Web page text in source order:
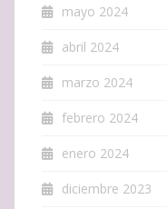
mayo 2024
abril 2024
marzo 2024
febrero 2024
enero 2024
diciembre 2023